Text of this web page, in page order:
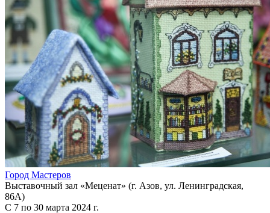
Город Мастеров
Выставочный зал «Меценат» (г. Азов, ул. Ленинградская,
86А)
С 7 по 30 марта 2024 г.